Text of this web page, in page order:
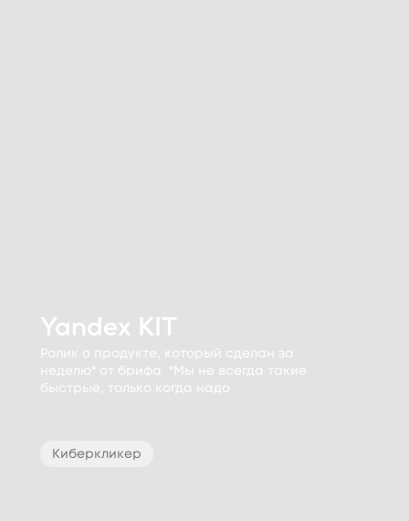
Yandex KIT
Ролик о продукте, который сделан за
неделю* от брифа *Мы не всегда такие
быстрые, только когда надо
Киберкликер